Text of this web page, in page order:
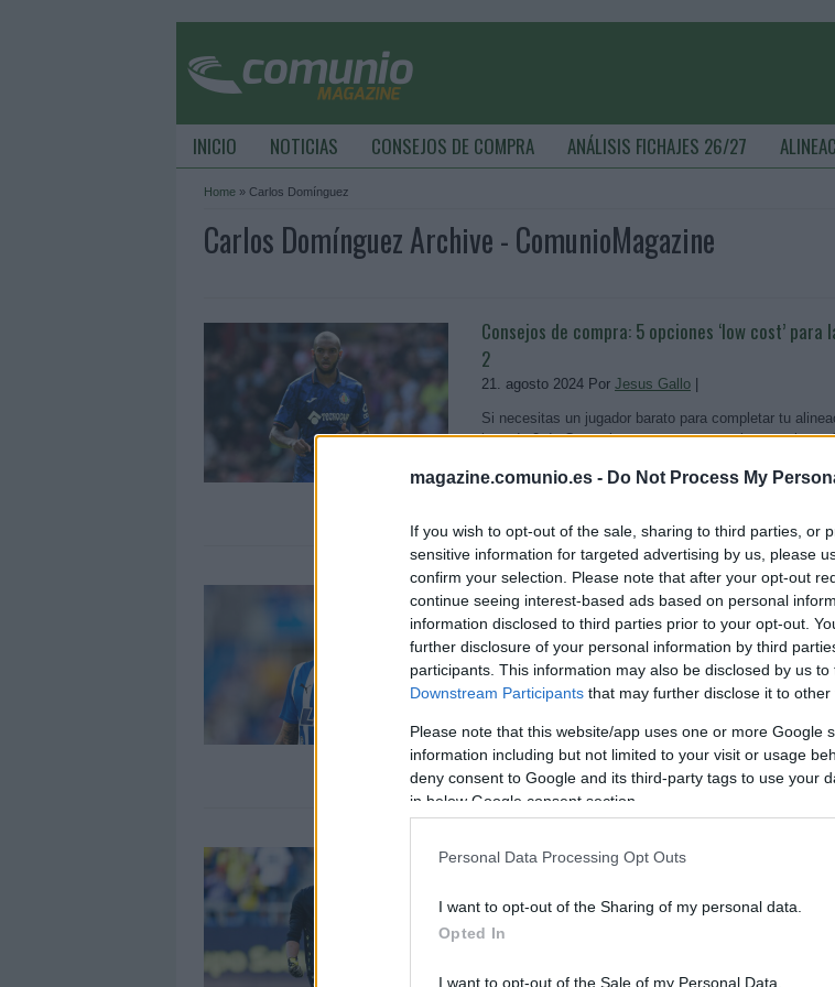
magazine.comunio.es - Do Not Process My
If you wish to opt-out of the sale, sharing to third parties, or
sensitive information for targeted advertising by us, please
confirm your selection. Please note that after your opt-out
continue seeing interest-based ads based on personal
information disclosed to third parties prior to your opt-out.
further disclosure of your personal information by third
participants. This information may also be disclosed by us
Downstream Participants that may further disclose it to other
Please note that this website/app uses one or more Google
information including but not limited to your visit or usage
deny consent to Google and its third-party tags to use your
in below Google consent section.
Personal Data Processing Opt Outs
I want to opt-out of the Sharing of my personal data.
Opted In
I want to opt-out of the Sale of my Personal Data.
INICIO NOTICIAS CONSEJOS DE COMPRA ANÁLISIS FICHAJES 26/27
Home » Carlos Domínguez
Carlos Domínguez Archive - ComunioMagazine
Consejos de compra: 5 opciones ‘low cost’ para
2
21. agosto 2024 Por Jesus Gallo
Si necesitas un jugador barato para completar tu
jornada 2 de Comunio, te presentamos cinco opciones
euros.
Consejos de compra: cinco fichajes ‘low cost’
jornada 31
10. abril 2024 PorJesus Gallo|
Si necesitas un jugador barato para completar tu
jornada 31 de Comunio, te presentamos cinco
que pueden ser titulares o tener minutos por menos de
Las noticias de última hora de la jornada 26
La jornada 26 de LaLiga arranca este viernes a las
Repasamos las noticias de última hora antes del